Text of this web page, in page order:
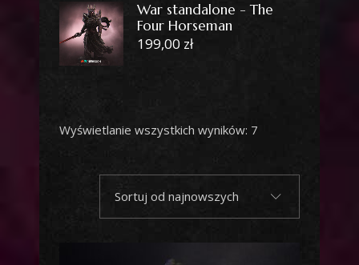
War standalone - The
Four Horseman
199,00 zł
Wyświetlanie wszystkich wyników: 7
według
Sortuj od najnowszych